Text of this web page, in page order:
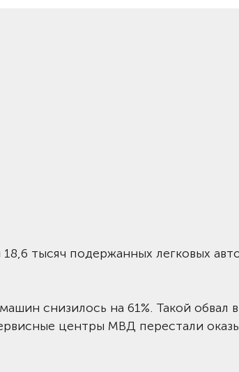
тысяч подержанных легковых
снизилось на 61%. Такой обвал
центры МВД перестали